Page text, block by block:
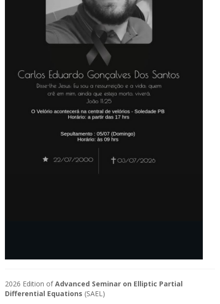
2026 Edition ofAdvanced Seminar on Elliptic Partial
Differential Equations (SAEL)